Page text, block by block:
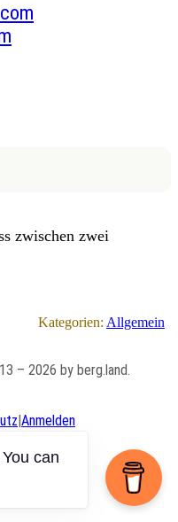
zwischen zwei
Kategorien: Allgemein
– 2026 by berg.land.
|Anmelden
can